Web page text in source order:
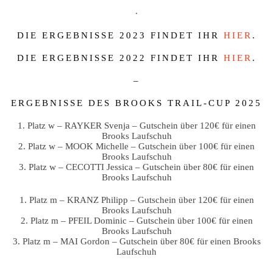
.
DIE ERGEBNISSE 2023 FINDET IHR HIER .
DIE ERGEBNISSE 2022 FINDET IHR HIER .
–
ERGEBNISSE DES BROOKS TRAIL-CUP 2025
1. Platz w – RAYKER Svenja – Gutschein über 120€ für einen
Brooks Laufschuh
2. Platz w – MOOK Michelle – Gutschein über 100€ für einen
Brooks Laufschuh
3. Platz w – CECOTTI Jessica – Gutschein über 80€ für einen
Brooks Laufschuh
1. Platz m – KRANZ Philipp – Gutschein über 120€ für einen
Brooks Laufschuh
2. Platz m – PFEIL Dominic – Gutschein über 100€ für einen
Brooks Laufschuh
3. Platz m – MAI Gordon – Gutschein über 80€ für einen Brooks
Laufschuh